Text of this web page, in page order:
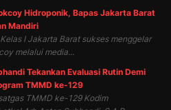
Hidroponik, Bapas Jakarta Barat
Mandiri
I Jakarta Barat sukses menggelar
melalui media...
Tekankan Evaluasi Rutin Demi
TMMD ke-129
TMMD ke-129 Kodim